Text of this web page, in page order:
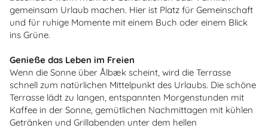
gemeinsam Urlaub machen. Hier ist Platz für Gemeinschaft
und für ruhige Momente mit einem Buch oder einem Blick
ins Grüne.
Genieße das Leben im Freien
Wenn die Sonne über Ålbæk scheint, wird die Terrasse
schnell zum natürlichen Mittelpunkt des Urlaubs. Die schöne
Terrasse lädt zu langen, entspannten Morgenstunden mit
Kaffee in der Sonne, gemütlichen Nachmittagen mit kühlen
Getränken und Grillabenden unter dem hellen